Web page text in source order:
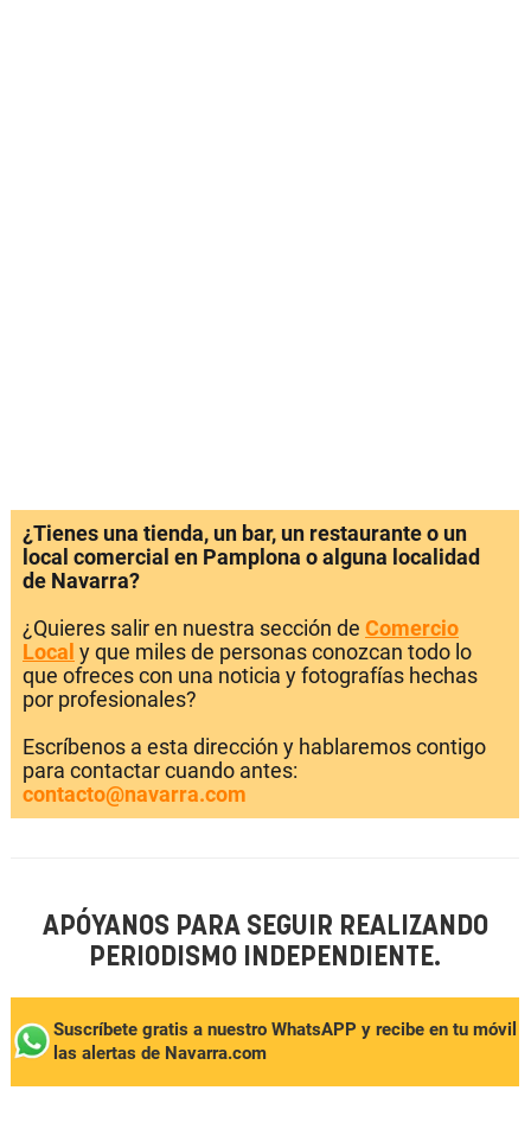
¿Tienes una tienda, un bar, un restaurante o un
local comercial en Pamplona o alguna localidad
de Navarra?
¿Quieres salir en nuestra sección de Comercio
Local y que miles de personas conozcan todo lo
que ofreces con una noticia y fotografías hechas
por profesionales?
Escríbenos a esta dirección y hablaremos contigo
para contactar cuando antes:
contacto@navarra.com
APÓYANOS PARA SEGUIR REALIZANDO
PERIODISMO INDEPENDIENTE.
Suscríbete gratis a nuestro WhatsAPP y recibe en tu móvil
las alertas de Navarra.com